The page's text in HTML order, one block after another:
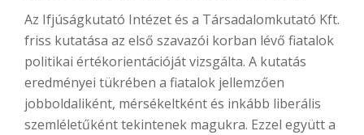
Az Ifjúságkutató Intézet és a Társadalomkutató Kft.
friss kutatása az első szavazói korban lévő fiatalok
politikai értékorientációját vizsgálta. A kutatás
eredményei tükrében a fiatalok jellemzően
jobboldaliként, mérsékeltként és inkább liberális
szemléletűként tekintenek magukra. Ezzel együtt a